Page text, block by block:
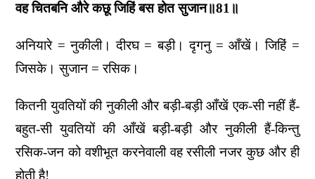
वह चितबनि औरे कछू जिहिं बस होत सुजान॥81॥
अनियारे = नुकीली। दीरघ = बड़ी। दृगनु = आँखें। जिहिं =
जिसके। सुजान = रसिक।
कितनी युवतियों की नुकीली और बड़ी-बड़ी आँखें एक-सी नहीं हैं-
बहुत-सी युवतियों की आँखें बड़ी-बड़ी और नुकीली हैं-किन्तु
रसिक-जन को वशीभूत करनेवाली वह रसीली नजर कुछ और ही
होती है!